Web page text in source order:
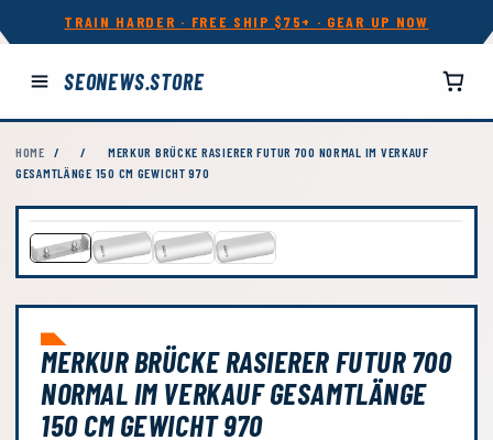
TRAIN HARDER · FREE SHIP $75+ · GEAR UP NOW
SEONEWS.STORE
HOME / /
MERKUR BRÜCKE RASIERER FUTUR 700 NORMAL IM VERKAUF
GESAMTLÄNGE 150 CM GEWICHT 970
MERKUR BRÜCKE RASIERER FUTUR 700
NORMAL IM VERKAUF GESAMTLÄNGE
150 CM GEWICHT 970